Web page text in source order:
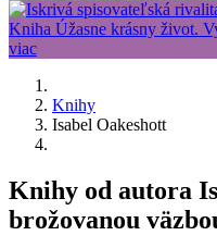
Knihy
Isabel Oakeshott
Knihy od autora
brožovanou